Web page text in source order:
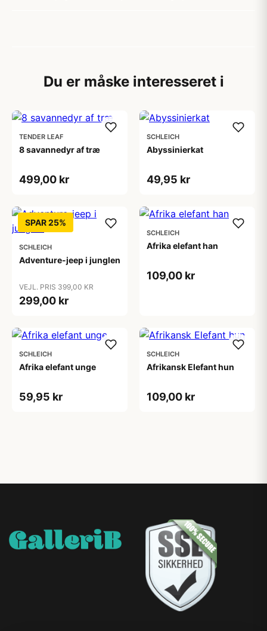
Du er måske interesseret i
TENDER LEAF
8 savannedyr af træ
499,00 kr
SCHLEICH
Abyssinierkat
49,95 kr
SPAR 25%
SCHLEICH
Adventure-jeep i junglen
VEJL. PRIS 399,00 KR
299,00 kr
SCHLEICH
Afrika elefant han
109,00 kr
SCHLEICH
Afrika elefant unge
59,95 kr
SCHLEICH
Afrikansk Elefant hun
109,00 kr